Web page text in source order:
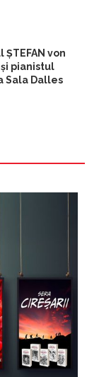
ŞTEFAN von
şi pianistul
Sala Dalles